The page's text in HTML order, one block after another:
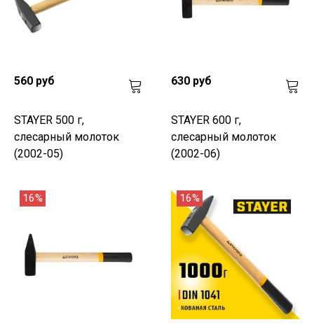
560 руб
STAYER 500 г,
слесарный молоток
(2002-05)
630 руб
STAYER 600 г,
слесарный молоток
(2002-06)
16% 16%